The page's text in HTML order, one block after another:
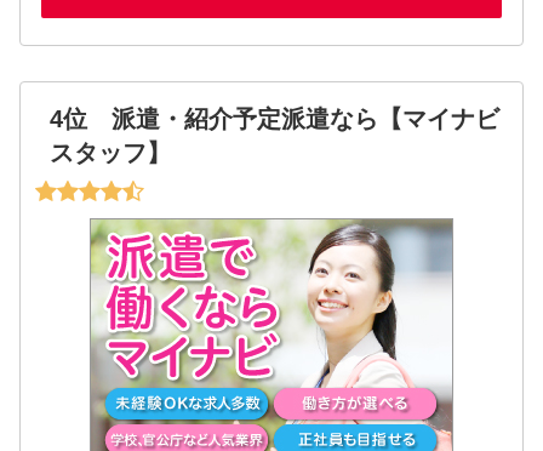
4位 派遣・紹介予定派遣なら【マイナビ
スタッフ】